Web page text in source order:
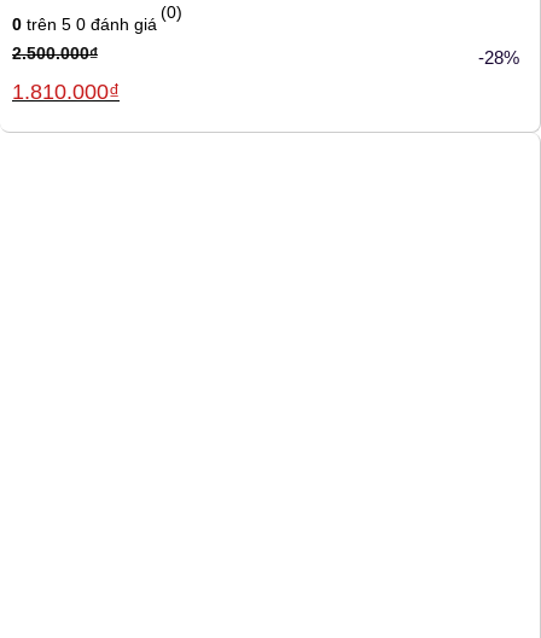
0 trên 5 0 đánh giá
(0)
2.500.000₫
Giá
là:
1.810.000₫
tại
-28%